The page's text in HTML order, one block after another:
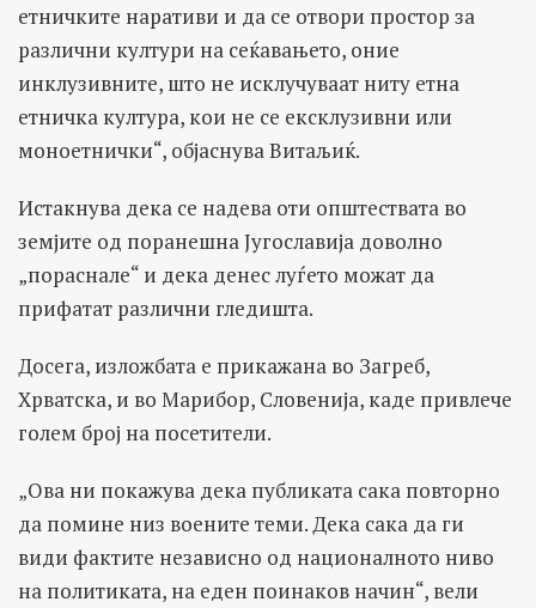
етничките наративи и да се отвори простор за
различни култури на сеќавањето, оние
инклузивните, што не исклучуваат ниту етна
етничка култура, кои не се ексклузивни или
моноетнички“, објаснува Витаљиќ.
Истакнува дека се надева оти општествата во
земјите од поранешна Југославија доволно
„пораснале“ и дека денес луѓето можат да
прифатат различни гледишта.
Досега, изложбата е прикажана во Загреб,
Хрватска, и во Марибор, Словенија, каде привлече
голем број на посетители.
„Ова ни покажува дека публиката сака повторно
да помине низ воените теми. Дека сака да ги
види фактите независно од националното ниво
на политиката, на еден поинаков начин“, вели